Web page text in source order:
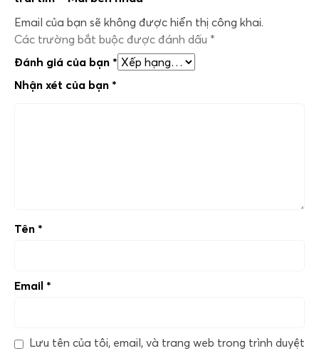
Email của bạn sẽ không được hiển thị công khai.
Các trường bắt buộc được đánh dấu *
Đánh giá của bạn *
Nhận xét của bạn *
Tên *
Email *
Lưu tên của tôi, email, và trang web trong trình duyệt